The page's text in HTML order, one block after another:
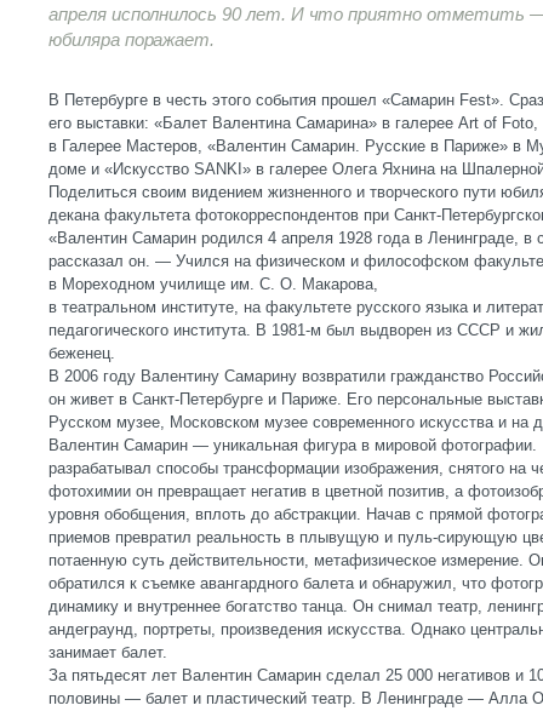
апреля исполнилось 90 лет. И что приятно отметить
юбиляра поражает.
В Петербурге в честь этого события прошел «Самарин Fest».
его выставки: «Балет Валентина Самарина» в галерее Art of
в Галерее Мастеров, «Валентин Самарин. Русские в Париже» в
доме и «Искусство SANKI» в галерее Олега Яхнина на
Поделиться своим видением жизненного и творческого пути
декана факультета фотокорреспондентов при Санкт-
«Валентин Самарин родился 4 апреля 1928 года в Ленинграде,
рассказал он. — Учился на физическом и философском
в Мореходном училище им. С. О. Макарова,
в театральном институте, на факультете русского языка и
педагогического института. В 1981-м был выдворен из СССР и
беженец.
В 2006 году Валентину Самарину возвратили гражданство
он живет в Санкт-Петербурге и Париже. Его персональные
Русском музее, Московском музее современного искусства и на
Валентин Самарин — уникальная фигура в мировой фотографии.
разрабатывал способы трансформации изображения, снятого
фотохимии он превращает негатив в цветной позитив, а
уровня обобщения, вплоть до абстракции. Начав с прямой
приемов превратил реальность в плывущую и пуль-сирующую
потаенную суть действительности, метафизическое измерение.
обратился к съемке авангардного балета и обнаружил, что
динамику и внутреннее богатство танца. Он снимал театр,
андеграунд, портреты, произведения искусства. Однако
занимает балет.
За пятьдесят лет Валентин Самарин сделал 25 000 негативов и
половины — балет и пластический театр. В Ленинграде — Алла